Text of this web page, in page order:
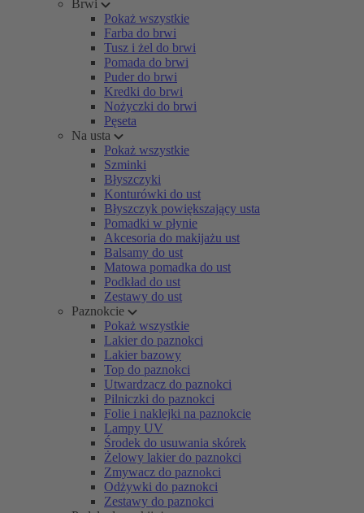
Brwi
Pokaż wszystkie
Farba do brwi
Tusz i żel do brwi
Pomada do brwi
Puder do brwi
Kredki do brwi
Nożyczki do brwi
Pęseta
Na usta
Pokaż wszystkie
Szminki
Błyszczyki
Konturówki do ust
Błyszczyk powiększający usta
Pomadki w płynie
Akcesoria do makijażu ust
Balsamy do ust
Matowa pomadka do ust
Podkład do ust
Zestawy do ust
Paznokcie
Pokaż wszystkie
Lakier do paznokci
Lakier bazowy
Top do paznokci
Utwardzacz do paznokci
Pilniczki do paznokci
Folie i naklejki na paznokcie
Lampy UV
Środek do usuwania skórek
Żelowy lakier do paznokci
Zmywacz do paznokci
Odżywki do paznokci
Zestawy do paznokci